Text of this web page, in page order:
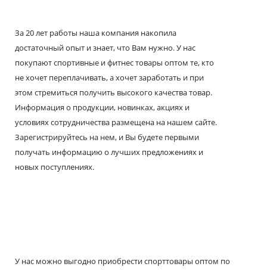
За 20 лет работы наша компания накопила
достаточный опыт и знает, что Вам нужно. У нас
покупают спортивные и фитнес товары оптом те, кто
не хочет переплачивать, а хочет заработать и при
этом стремиться получить высокого качества товар.
Информация о продукции, новинках, акциях и
условиях сотрудничества размещена на нашем сайте.
Зарегистрируйтесь на нем, и Вы будете первыми
получать информацию о лучших предложениях и
новых поступлениях.
У нас можно выгодно приобрести спорттовары оптом по